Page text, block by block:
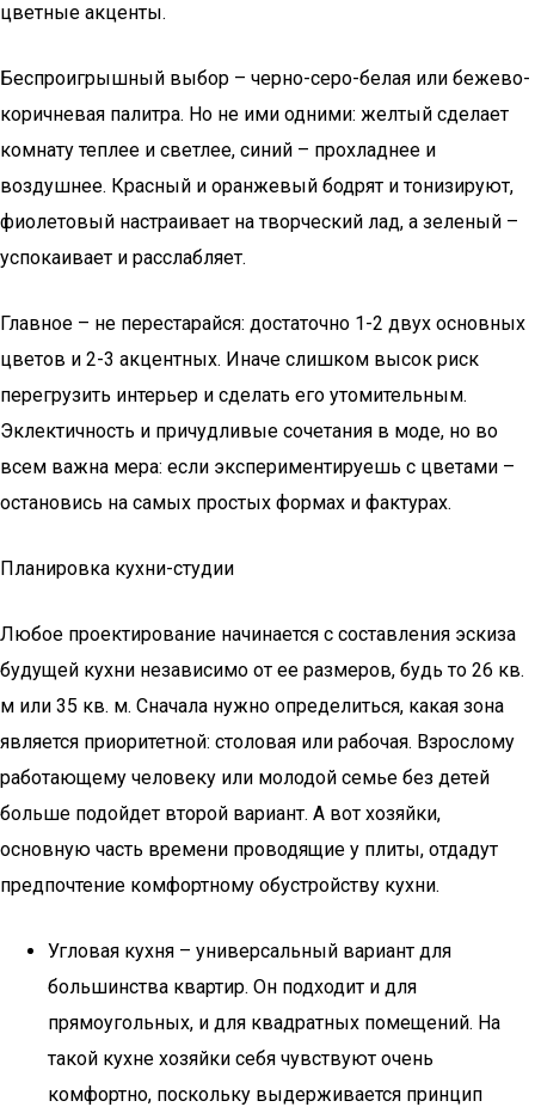
цветные акценты.
Беспроигрышный выбор – черно-серо-белая или бежево-
коричневая палитра. Но не ими одними: желтый сделает
комнату теплее и светлее, синий – прохладнее и
воздушнее. Красный и оранжевый бодрят и тонизируют,
фиолетовый настраивает на творческий лад, а зеленый –
успокаивает и расслабляет.
Главное – не перестарайся: достаточно 1-2 двух основных
цветов и 2-3 акцентных. Иначе слишком высок риск
перегрузить интерьер и сделать его утомительным.
Эклектичность и причудливые сочетания в моде, но во
всем важна мера: если экспериментируешь с цветами –
остановись на самых простых формах и фактурах.
Планировка кухни-студии
Любое проектирование начинается с составления эскиза
будущей кухни независимо от ее размеров, будь то 26 кв.
м или 35 кв. м. Сначала нужно определиться, какая зона
является приоритетной: столовая или рабочая. Взрослому
работающему человеку или молодой семье без детей
больше подойдет второй вариант. А вот хозяйки,
основную часть времени проводящие у плиты, отдадут
предпочтение комфортному обустройству кухни.
Угловая кухня – универсальный вариант для
большинства квартир. Он подходит и для
прямоугольных, и для квадратных помещений. На
такой кухне хозяйки себя чувствуют очень
комфортно, поскольку выдерживается принцип